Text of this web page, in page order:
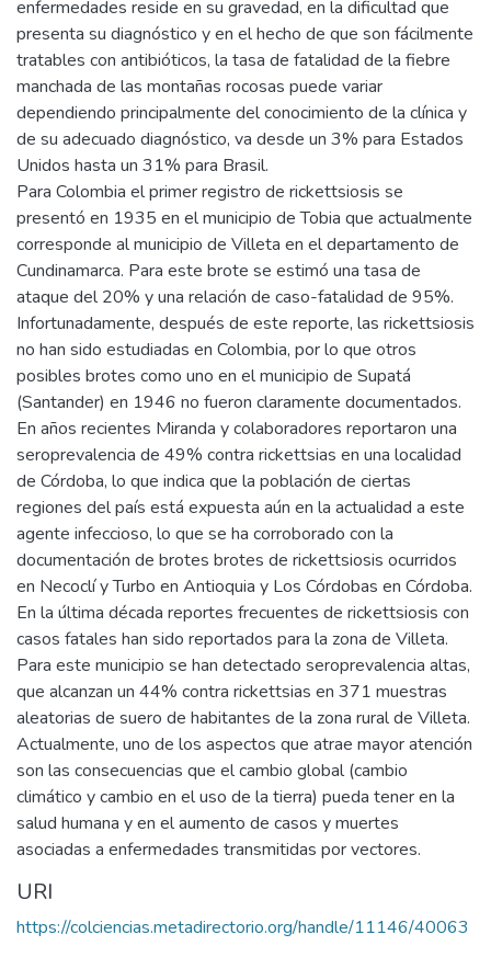
enfermedades reside en su gravedad, en la dificultad que
presenta su diagnóstico y en el hecho de que son fácilmente
tratables con antibióticos, la tasa de fatalidad de la fiebre
manchada de las montañas rocosas puede variar
dependiendo principalmente del conocimiento de la clínica y
de su adecuado diagnóstico, va desde un 3% para Estados
Unidos hasta un 31% para Brasil.
Para Colombia el primer registro de rickettsiosis se
presentó en 1935 en el municipio de Tobia que actualmente
corresponde al municipio de Villeta en el departamento de
Cundinamarca. Para este brote se estimó una tasa de
ataque del 20% y una relación de caso-fatalidad de 95%.
Infortunadamente, después de este reporte, las rickettsiosis
no han sido estudiadas en Colombia, por lo que otros
posibles brotes como uno en el municipio de Supatá
(Santander) en 1946 no fueron claramente documentados.
En años recientes Miranda y colaboradores reportaron una
seroprevalencia de 49% contra rickettsias en una localidad
de Córdoba, lo que indica que la población de ciertas
regiones del país está expuesta aún en la actualidad a este
agente infeccioso, lo que se ha corroborado con la
documentación de brotes brotes de rickettsiosis ocurridos
en Necoclí y Turbo en Antioquia y Los Córdobas en Córdoba.
En la última década reportes frecuentes de rickettsiosis con
casos fatales han sido reportados para la zona de Villeta.
Para este municipio se han detectado seroprevalencia altas,
que alcanzan un 44% contra rickettsias en 371 muestras
aleatorias de suero de habitantes de la zona rural de Villeta.
Actualmente, uno de los aspectos que atrae mayor atención
son las consecuencias que el cambio global (cambio
climático y cambio en el uso de la tierra) pueda tener en la
salud humana y en el aumento de casos y muertes
asociadas a enfermedades transmitidas por vectores.
URI
https://colciencias.metadirectorio.org/handle/11146/40063